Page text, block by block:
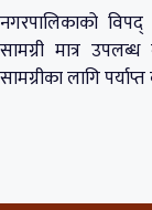
नगरपालिकाको
सामग्री मात्र
सामग्रीका लागि